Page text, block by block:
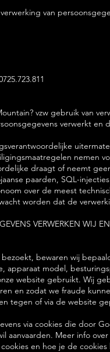
van
vzw gebruik van
verwerkt
nemen
draagt of neemt
paarden, SQL-
over de meest
worden dat de
VERWERKEN WIJ
bewaren wij
apparaat model,
website gebruikt. Wij
en zodat we fraude
tegen of via de website
via cookies die door
aanvaarden. Meer info
en hoe je de